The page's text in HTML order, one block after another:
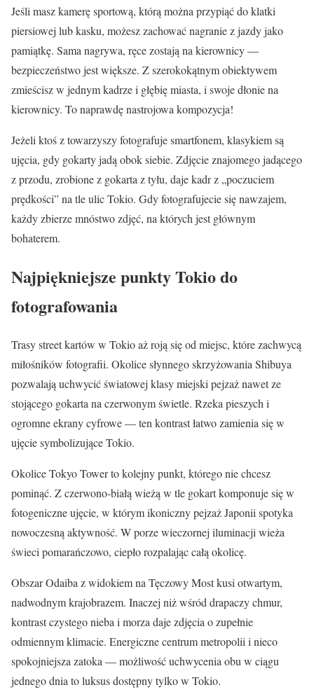
Jeśli masz kamerę sportową, którą można przypiąć do klatki
piersiowej lub kasku, możesz zachować nagranie z jazdy jako
pamiątkę. Sama nagrywa, ręce zostają na kierownicy —
bezpieczeństwo jest większe. Z szerokokątnym obiektywem
zmieścisz w jednym kadrze i głębię miasta, i swoje dłonie na
kierownicy. To naprawdę nastrojowa kompozycja!
Jeżeli ktoś z towarzyszy fotografuje smartfonem, klasykiem są
ujęcia, gdy gokarty jadą obok siebie. Zdjęcie znajomego jadącego
z przodu, zrobione z gokarta z tyłu, daje kadr z „poczuciem
prędkości” na tle ulic Tokio. Gdy fotografujecie się nawzajem,
każdy zbierze mnóstwo zdjęć, na których jest głównym
bohaterem.
Najpiękniejsze punkty Tokio do
fotografowania
Trasy street kartów w Tokio aż roją się od miejsc, które zachwycą
miłośników fotografii. Okolice słynnego skrzyżowania Shibuya
pozwalają uchwycić światowej klasy miejski pejzaż nawet ze
stojącego gokarta na czerwonym świetle. Rzeka pieszych i
ogromne ekrany cyfrowe — ten kontrast łatwo zamienia się w
ujęcie symbolizujące Tokio.
Okolice Tokyo Tower to kolejny punkt, którego nie chcesz
pominąć. Z czerwono-białą wieżą w tle gokart komponuje się w
fotogeniczne ujęcie, w którym ikoniczny pejzaż Japonii spotyka
nowoczesną aktywność. W porze wieczornej iluminacji wieża
świeci pomarańczowo, ciepło rozpalając całą okolicę.
Obszar Odaiba z widokiem na Tęczowy Most kusi otwartym,
nadwodnym krajobrazem. Inaczej niż wśród drapaczy chmur,
kontrast czystego nieba i morza daje zdjęcia o zupełnie
odmiennym klimacie. Energiczne centrum metropolii i nieco
spokojniejsza zatoka — możliwość uchwycenia obu w ciągu
jednego dnia to luksus dostępny tylko w Tokio.